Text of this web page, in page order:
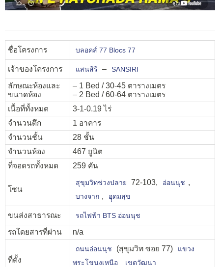
ชื่อโครงการ บลอคส์ 77 Blocs 77
เจ้าของโครงการ แสนสิริ – SANSIRI
ลักษณะห้องและ
ขนาดห้อง
– 1 Bed / 30-45 ตารางเมตร
– 2 Bed / 60-64 ตารางเมตร
เนื้อที่ทั้งหมด
3-1-0.19 ไร่
จำนวนตึก
1 อาคาร
จำนวนชั้น
28 ชั้น
จำนวนห้อง
467 ยูนิต
ที่จอดรถทั้งหมด
259 คัน
โซน
สุขุมวิทช่วงปลาย 72-103, อ่อนนุช ,
บางจาก , อุุดมสุข
ขนส่งสาธารณะ รถไฟฟ้า BTS อ่อนนุช
รถโดยสารที่ผ่าน n/a
ที่ตั้ง
ถนนอ่อนนุช (สุขุมวิท ซอย 77)
แขวง
พระโขนงเหนือ
เขตวัฒนา